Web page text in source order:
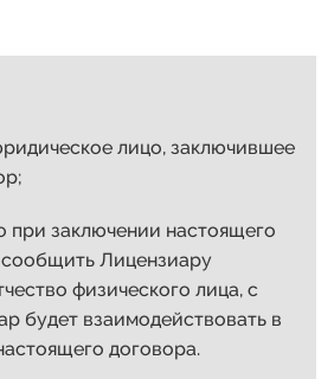
лицо, заключившее
при заключении настоящего
Лицензиару
физического лица, с
будет взаимодействовать в
договора.